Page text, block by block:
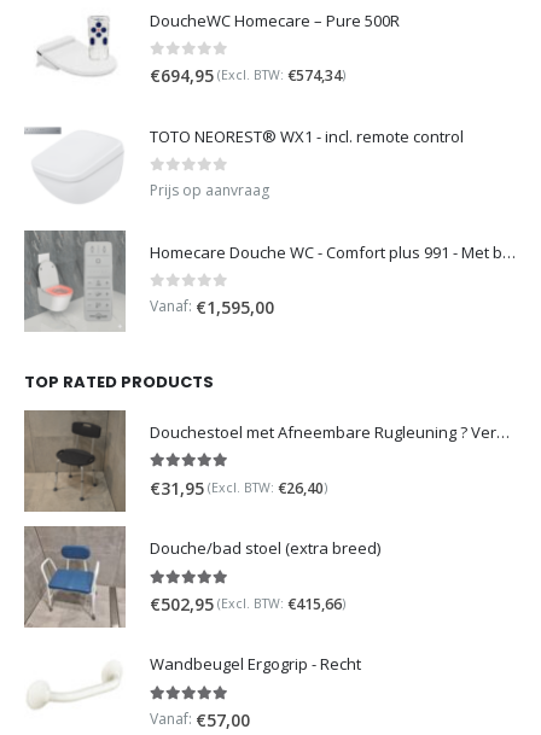
DoucheWC Homecare – Pure 500R
0 out of 5
€694,95 (Excl. BTW: €574,34)
TOTO NEOREST® WX1 - incl. remote control
0 out of 5
Prijs op aanvraag
Homecare Douche WC - Comfort plus 991 - Met brilverwarming
0 out of 5
Vanaf: €1,595,00
TOP RATED PRODUCTS
Douchestoel met Afneembare Rugleuning ? Verstelbaar Douchekrukje ? Grijs
€31,95 (Excl. BTW: €26,40)
Douche/bad stoel (extra breed)
€502,95 (Excl. BTW: €415,66)
Wandbeugel Ergogrip - Recht
5.00out of 5
Vanaf: €57,00